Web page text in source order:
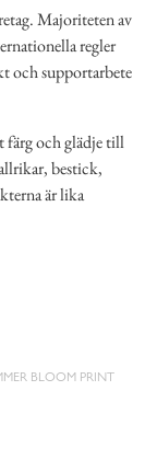
Majoriteten av
regler
och supportarbete
färg och glädje till
bestick,
är lika
BLOOM PRINT